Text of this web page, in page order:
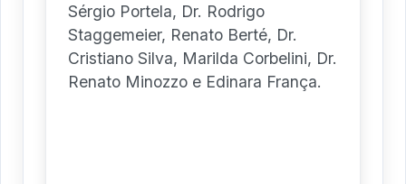
Sérgio Portela, Dr. Rodrigo
Staggemeier, Renato Berté, Dr.
Cristiano Silva, Marilda Corbelini, Dr.
Renato Minozzo e Edinara França.